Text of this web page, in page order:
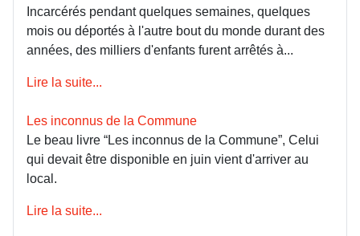
Incarcérés pendant quelques semaines, quelques
mois ou déportés à l'autre bout du monde durant des
années, des milliers d'enfants furent arrêtés à...
Lire la suite...
Les inconnus de la Commune
Le beau livre “Les inconnus de la Commune”, Celui
qui devait être disponible en juin vient d'arriver au
local.
Lire la suite...